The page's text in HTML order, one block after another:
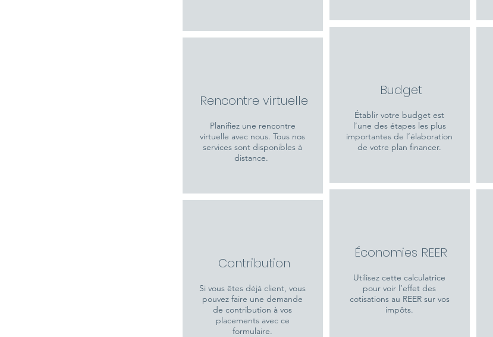
Rencontre virtuelle
Planifiez une rencontre
virtuelle avec nous. Tous nos
services sont disponibles à
distance.
Contribution
Si vous êtes déjà client, vous
pouvez faire une demande
de contribution à vos
placements avec ce
formulaire.
Budget
Établir votre budget est
l’une des étapes les plus
importantes de l’élaboration
de votre plan financer.
Économies REER
Utilisez cette calculatrice
pour voir l’effet des
cotisations au REER sur vos
impôts.